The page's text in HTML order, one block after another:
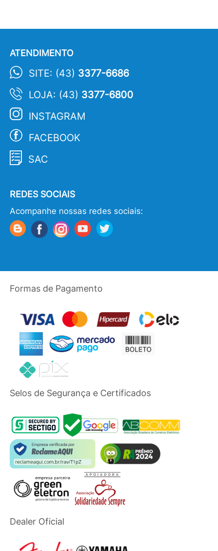
ATENDIMENTO
SITE: (43) 3377-6686
LOJA: (43) 3377-6800
INSTAGRAM
FACEBOOK
SAC
REDES SOCIAIS
Acompanhe nossas redes sociais:
Formas de Pagamento
Selos de Segurança e Certificados
Dealer Oficial